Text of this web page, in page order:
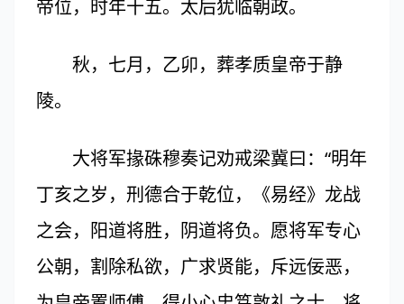
帝位，时年十五。太后犹临朝政。
秋，七月，乙卯，葬孝质皇帝于静
陵。
大将军掾硃穆奏记劝戒梁冀曰：“明年
丁亥之岁，刑德合于乾位，《易经》龙战
之会，阳道将胜，阴道将负。愿将军专心
公朝，割除私欲，广求贤能，斥远佞恶，